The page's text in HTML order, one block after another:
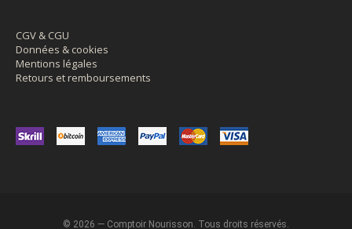
CGV & CGU
Données & cookies
Mentions légales
Retours et remboursements
© 2026 — Comptoir Nourisson. Tous droits réservés.